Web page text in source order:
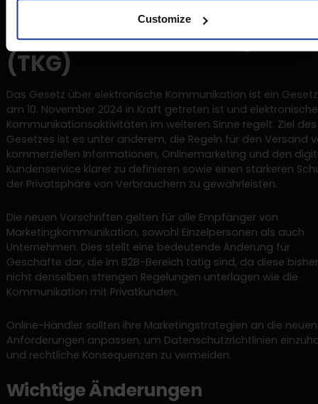
Customize
Telekommunikationsgesetz
(TKG)
Das Gesetz über elektronische Kommunikation ist ein
am 10. November 2024 in Kraft getreten ist und elektronische
Kommunikationsaktivitäten im weiteren Sinne regelt. Ziel des
Gesetzes ist es unter anderem, die Regeln für den Versand
kommerziellen Informationen, Onlinemarketing und den
Kundenservice klarer zu definieren sowie einen stärkeren
der Privatsphäre von Verbrauchern zu gewährleisten.
Die neuen Vorschriften gelten für alle Empfänger von
Marketingkommunikation, sowohl Einzelpersonen als auch
Unternehmen. Dies stellt eine bedeutende Änderung für
Geschäfte dar, die im B2B-Bereich tätig sind, da diese bisher
nicht denselben strengen Regelungen unterlagen wie die
Kommunikation mit Privatkunden.
Online-Händler sollten ihre Marketingstrategien an die neuen
Anforderungen anpassen, um Datenschutzrichtlinien
und rechtliche Konsequenzen zu vermeiden.
Wichtige Änderungen